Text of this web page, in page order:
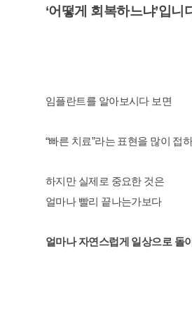
‘어떻게 회복하느냐’입니
임플란트를 알아보시다 보면
“빠른 치료”라는 표현을 많이 접
하지만 실제로 중요한 것은
얼마나 빨리 끝나는가보다
얼마나 자연스럽게 일상으로 돌